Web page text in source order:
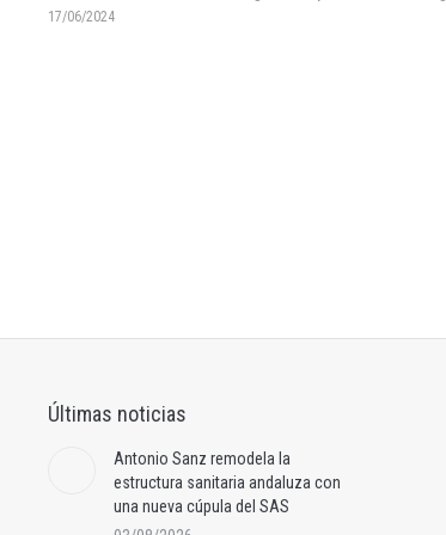
17/06/2024
Últimas noticias
Antonio Sanz remodela la
estructura sanitaria andaluza con
una nueva cúpula del SAS